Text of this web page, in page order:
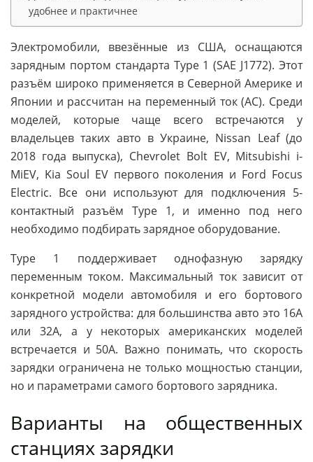
удобнее и практичнее
Электромобили, ввезённые из США, оснащаются
зарядным портом стандарта Type 1 (SAE J1772). Этот
разъём широко применяется в Северной Америке и
Японии и рассчитан на переменный ток (AC). Среди
моделей, которые чаще всего встречаются у
владельцев таких авто в Украине, Nissan Leaf (до
2018 года выпуска), Chevrolet Bolt EV, Mitsubishi i-
MiEV, Kia Soul EV первого поколения и Ford Focus
Electric. Все они используют для подключения 5-
контактный разъём Type 1, и именно под него
необходимо подбирать зарядное оборудование.
Type 1 поддерживает однофазную зарядку
переменным током. Максимальный ток зависит от
конкретной модели автомобиля и его бортового
зарядного устройства: для большинства авто это 16А
или 32А, а у некоторых американских моделей
встречается и 50А. Важно понимать, что скорость
зарядки ограничена не только мощностью станции,
но и параметрами самого бортового зарядника.
Варианты на общественных
станциях зарядки